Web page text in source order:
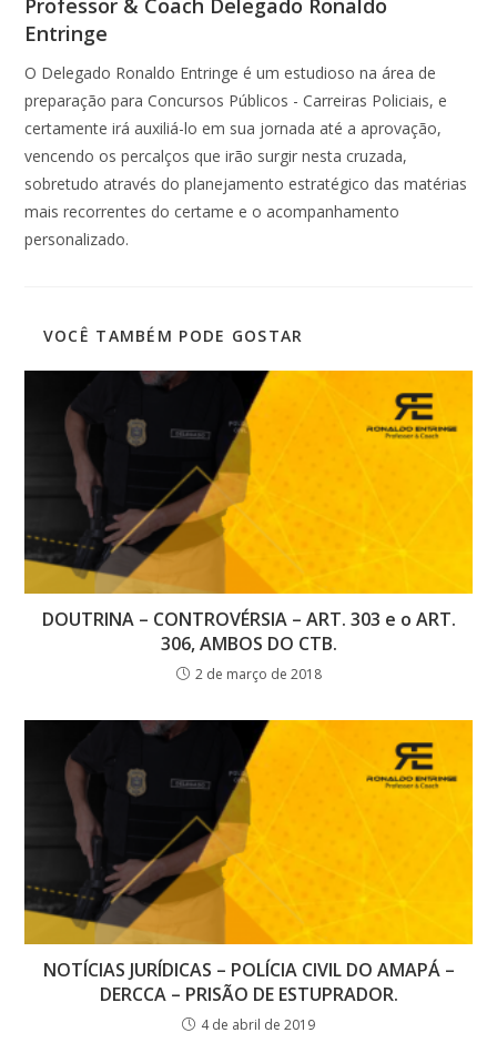
Entringe
O Delegado Ronaldo Entringe é um estudioso na área de
preparação para Concursos Públicos - Carreiras Policiais, e
certamente irá auxiliá-lo em sua jornada até a aprovação,
vencendo os percalços que irão surgir nesta cruzada,
sobretudo através do planejamento estratégico das matérias
mais recorrentes do certame e o acompanhamento
personalizado.
VOCÊ TAMBÉM PODE GOSTAR
DOUTRINA – CONTROVÉRSIA – ART. 303 e o ART.
306, AMBOS DO CTB.
2 de março de 2018
NOTÍCIAS JURÍDICAS – POLÍCIA CIVIL DO AMAPÁ –
DERCCA – PRISÃO DE ESTUPRADOR.
4 de abril de 2019